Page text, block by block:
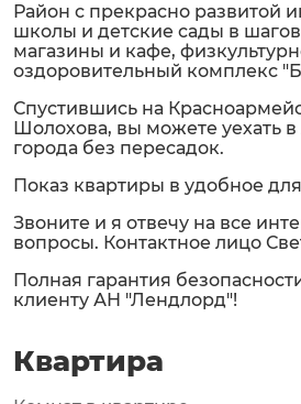
Район с прекрасно развитой
школы и детские сады в
магазины и кафе,
оздоровительный комплекс
Спустившись на
Шолохова, вы можете уехать
города без пересадок.
Показ квартиры в удобное
Звоните и я отвечу на все
вопросы. Контактное лицо
Полная гарантия
клиенту АН "Лендлорд"!
Квартира